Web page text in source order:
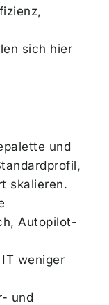
sich hier
und
skalieren.
Autopilot-
weniger
und